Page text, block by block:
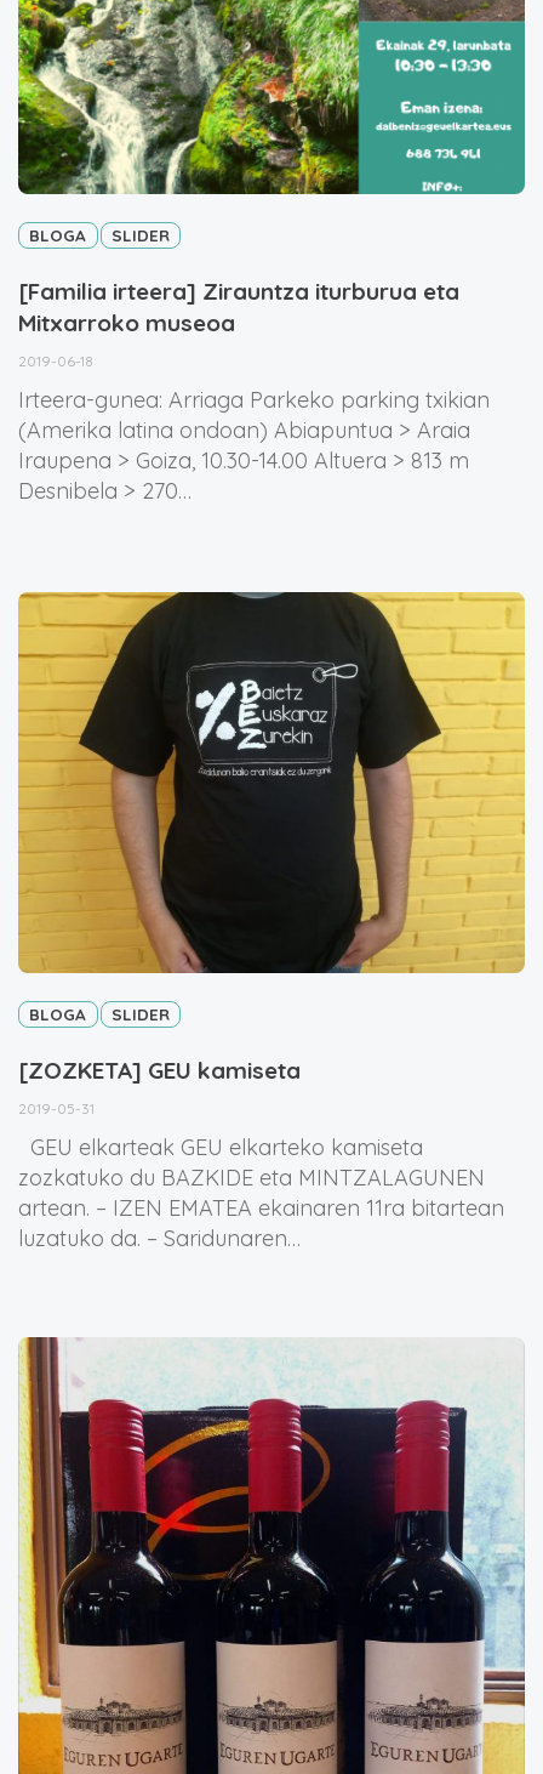
BLOGA SLIDER
[Familia irteera] Zirauntza iturburua eta
Mitxarroko museoa
2019-06-18
Irteera-gunea: Arriaga Parkeko parking txikian
(Amerika latina ondoan) Abiapuntua > Araia
Iraupena > Goiza, 10.30-14.00 Altuera > 813 m
Desnibela > 270…
BLOGA SLIDER
[ZOZKETA] GEU kamiseta
2019-05-31
GEU elkarteak GEU elkarteko kamiseta
zozkatuko du BAZKIDE eta MINTZALAGUNEN
artean. – IZEN EMATEA ekainaren 11ra bitartean
luzatuko da. – Saridunaren…